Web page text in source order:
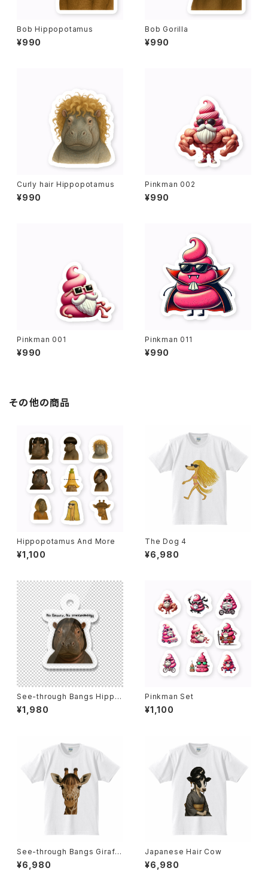
Bob Hippopotamus
¥990
Bob Gorilla
¥990
Curly hair Hippopotamus
¥990
Pinkman 002
¥990
Pinkman 001
¥990
Pinkman 011
¥990
その他の商品
Hippopotamus And More
¥1,100
The Dog 4
¥6,980
See-through Bangs Hippo
potamus
¥1,980
Pinkman Set
¥1,100
See-through Bangs Giraff
e
¥6,980
Japanese Hair Cow
¥6,980